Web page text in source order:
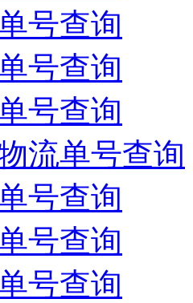
号查询
号查询
号查询
流单号查询
号查询
号查询
号查询